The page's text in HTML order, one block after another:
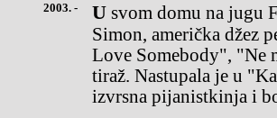
2003. - U svom domu na jugu Francuske, u 70. godini života umrlaje Nina
Simon, američka džez
Love Somebody", "Ne
tiraž. Nastupala je u
izvrsna pijanistkinja i